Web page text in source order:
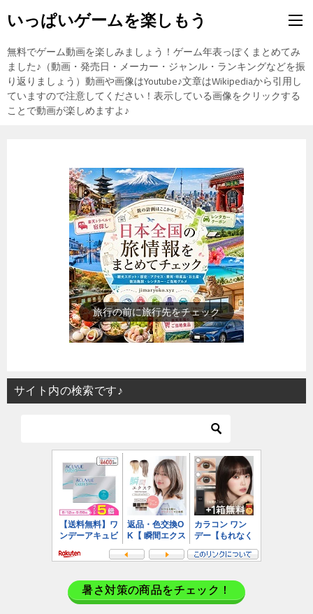
いっぱいゲームを楽しもう
無料でゲーム動画を楽しみましょう！ゲーム年表っぽくまとめてみ
ました♪（動画・発売日・メーカー・ジャンル・ランキングなどを振
り返りましょう）動画や画像はYoutube♪文章はWikipediaから引用し
ていますので注意してください！表示している画像をクリックする
ことで動画が楽しめますよ♪
歴史上の人物を動画で勉強
サイト内の検索です♪
暑さ対策の商品をチェック！